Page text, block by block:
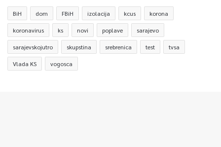
BiH dom FBiH izolacija kcus korona
koronavirus ks novi poplave sarajevo
sarajevskojutro skupstina srebrenica test tvsa
Vlada KS vogosca